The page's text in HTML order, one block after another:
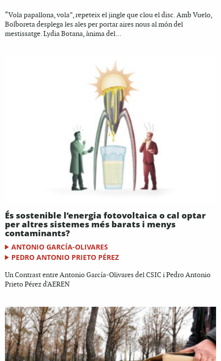
“Vola papallona, vola”, repeteix el jingle que clou el disc. Amb Vuelo,
Bolboreta desplega les ales per portar aires nous al món del
mestissatge. Lydia Botana, ànima del...
És sostenible l’energia fotovoltaica o cal optar
per altres sistemes més barats i menys
contaminants?
ANTONIO GARCÍA-OLIVARES
PEDRO ANTONIO PRIETO PÉREZ
Un Contrast entre Antonio García-Olivares del CSIC i Pedro Antonio
Prieto Pérez d'AEREN